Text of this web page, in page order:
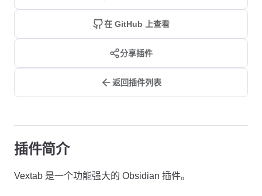
在 GitHub 上查看
分享插件
返回插件列表
插件简介
Vextab 是一个功能强大的 Obsidian 插件。